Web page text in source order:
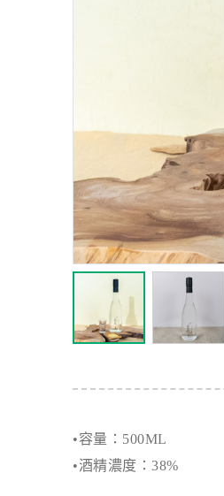
•容量：500ML
•酒精濃度：38%